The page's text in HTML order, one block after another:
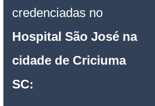
credenciadas no
Hospital São José na
cidade de Criciuma
SC: